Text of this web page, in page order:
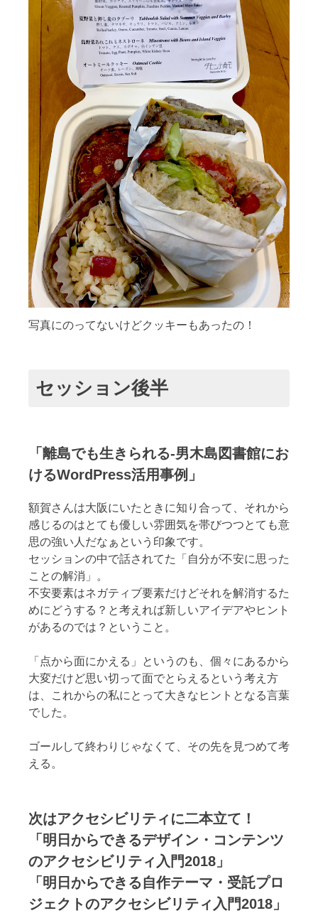
写真にのってないけどクッキーもあったの！
セッション後半
「離島でも生きられる-男木島図書館にお
けるWordPress活用事例」
額賀さんは大阪にいたときに知り合って、それから
感じるのはとても優しい雰囲気を帯びつつとても意
思の強い人だなぁという印象です。
セッションの中で話されてた「自分が不安に思った
ことの解消」。
不安要素はネガティブ要素だけどそれを解消するた
めにどうする？と考えれば新しいアイデアやヒント
があるのでは？ということ。
「点から面にかえる」というのも、個々にあるから
大変だけど思い切って面でとらえるという考え方
は、これからの私にとって大きなヒントとなる言葉
でした。
ゴールして終わりじゃなくて、その先を見つめて考
える。
次はアクセシビリティに二本立て！
「明日からできるデザイン・コンテンツ
のアクセシビリティ入門2018」
「明日からできる自作テーマ・受託プロ
ジェクトのアクセシビリティ入門2018」